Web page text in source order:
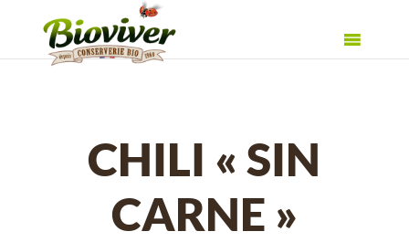
CHILI « SIN
CARNE »